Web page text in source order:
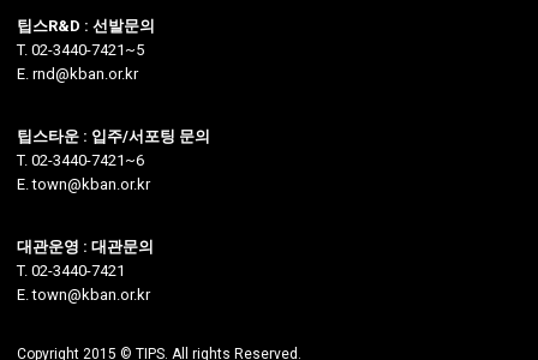
팁스R&D : 선발문의
T. 02-3440-7421~5
E. rnd@kban.or.kr
팁스타운 : 입주/서포팅 문의
T. 02-3440-7421~6
E. town@kban.or.kr
대관운영 : 대관문의
T. 02-3440-7421
E. town@kban.or.kr
Copyright 2015 © TIPS. All rights Reserved.